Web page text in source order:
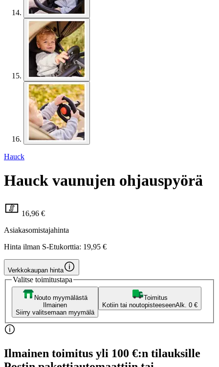
Hauck
Hauck vaunujen ohjauspyörä
16,96 €
Asiakasomistajahinta
Hinta ilman S-Etukorttia: 19,95 €
Verkkokaupan hinta
Valitse toimitustapa
Nouto myymälästä
Ilmainen
Siirry valitsemaan myymälä
Toimitus
Kotiin tai noutopisteeseenAlk. 0 €
Ilmainen toimitus yli 100 €:n tilauksille